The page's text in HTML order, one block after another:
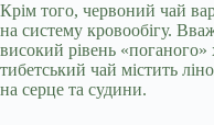
Крім того, червоний чай
на систему кровообігу.
високий рівень «поганого»
тибетський чай містить
на серце та судини.